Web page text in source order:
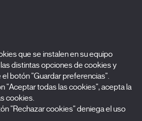
que se instalen en su equipo
distintas opciones de cookies y
botón "Guardar preferencias".
"Aceptar todas las cookies", acepta la
cookies.
"Rechazar cookies" deniega el uso